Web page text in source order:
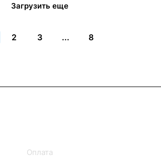
Загрузить еще
2 3 ... 8
Оплата